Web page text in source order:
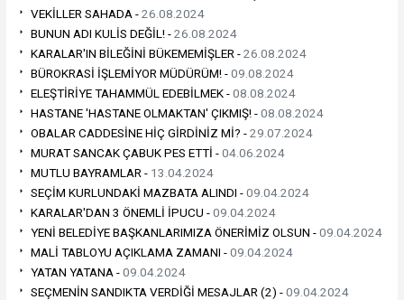
VEKİLLER SAHADA -26.08.2024
BUNUN ADI KULİS DEĞİL! -26.08.2024
KARALAR'IN BİLEĞİNİ BÜKEMEMİŞLER -26.08.2024
BÜROKRASİ İŞLEMİYOR MÜDÜRÜM! -09.08.2024
ELEŞTİRİYE TAHAMMÜL EDEBİLMEK -08.08.2024
HASTANE 'HASTANE OLMAKTAN' ÇIKMIŞ! -08.08.2024
OBALAR CADDESİNE HİÇ GİRDİNİZ Mİ? -29.07.2024
MURAT SANCAK ÇABUK PES ETTİ -04.06.2024
MUTLU BAYRAMLAR - 13.04.2024
SEÇİM KURLUNDAKİ MAZBATA ALINDI -09.04.2024
KARALAR'DAN 3 ÖNEMLİ İPUCU -09.04.2024
YENİ BELEDİYE BAŞKANLARIMIZA ÖNERİMİZ OLSUN -09.04.2024
MALİ TABLOYU AÇIKLAMA ZAMANI -09.04.2024
YATAN YATANA -09.04.2024
SEÇMENİN SANDIKTA VERDİĞİ MESAJLAR (2) -09.04.2024